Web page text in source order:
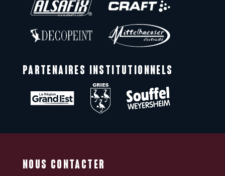
PARTENAIRES INSTITUTIONNELS
NOUS CONTACTER